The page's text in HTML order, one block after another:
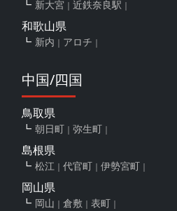
新大宮 近鉄奈良駅
和歌山県
新内 アロチ
中国/四国
鳥取県
朝日町 弥生町
島根県
松江 代官町 伊勢宮町
岡山県
岡山 倉敷 表町